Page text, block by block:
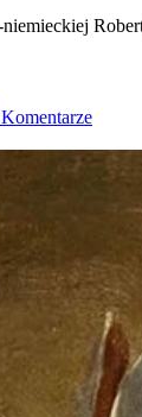
Komentarze